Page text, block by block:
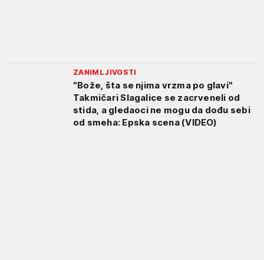
ZANIMLJIVOSTI
"Bože, šta se njima vrzma po glavi"
Takmičari Slagalice se zacrveneli od
stida, a gledaoci ne mogu da dođu sebi
od smeha: Epska scena (VIDEO)